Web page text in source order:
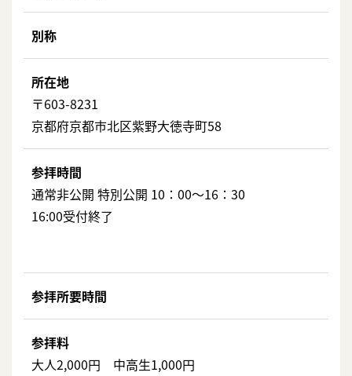
別称
所在地
〒603-8231
京都府京都市北区紫野大徳寺町58
参拝時間
通常非公開 特別公開 10：00～16：30
16:00受付終了
参拝所要時間
参拝料
大人2,000円 中高生1,000円